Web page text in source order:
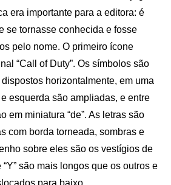
era importante para a editora: é
se tornasse conhecida e fosse
pelo nome. O primeiro ícone
“Call of Duty”. Os símbolos são
dispostos horizontalmente, em uma
esquerda são ampliadas, e entre
em miniatura “de”. As letras são
com borda torneada, sombras e
sobre eles são os vestígios de
“Y” são mais longos que os outros e